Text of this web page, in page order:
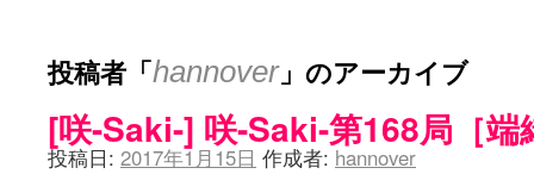
咲クラ女子 - 咲-Saki- / 姫松の上重漫ちゃんと演じている伊達朱里紗さ
咲ミダレ - 咲-saki- / MJ第14回咲CUP 咲なま他
(11:53)
はやりの如く☆ - 咲-saki- / 悪いこと【SS】 (06:42)
麻雀雑記あれこれ - 咲 -Saki- / 咲-Saki-キャラが台湾麻雀を打ったらど
投稿者「hannover」のアーカイブ
[咲-Saki-] 咲-Saki-第168局［端
投稿日: 2017年1月15日 作成者: hannover